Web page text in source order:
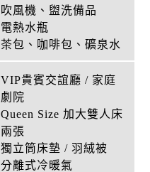
吹風機、盥洗備品
電熱水瓶
茶包、咖啡包、礦泉水
VIP貴賓交誼廳 / 家庭
劇院
Queen Size 加大雙人床
兩張
獨立筒床墊 / 羽絨被
分離式冷暖氣